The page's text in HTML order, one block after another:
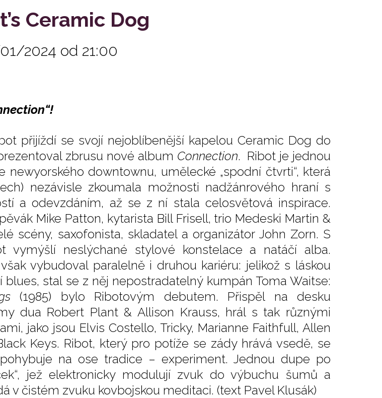
Ceramic Dog
2024 od 21:00
přijíždí se svojí nejoblíbenější kapelou Ceramic Dog do
zbrusu nové album Connection. Ribot je jednou
newyorského downtownu, umělecké „spodní čtvrti“, která
nezávisle zkoumala možnosti nadžánrového hraní s
a odevzdáním, až se z ní stala celosvětová inspirace.
Mike Patton, kytarista Bill Frisell, trio Medeski Martin &
scény, saxofonista, skladatel a organizátor John Zorn. S
vymýšlí neslýchané stylové konstelace a natáčí alba.
vybudoval paralelně i druhou kariéru: jelikož s láskou
blues, stal se z něj nepostradatelný kumpán Toma Waitse:
(1985) bylo Ribotovým debutem. Přispěl na desku
dua Robert Plant & Allison Krauss, hrál s tak různými
jako jsou Elvis Costello, Tricky, Marianne Faithfull, Allen
Keys. Ribot, který pro potíže se zády hrává vsedě, se
na ose tradice – experiment. Jednou dupe po
jež elektronicky modulují zvuk do výbuchu šumů a
v čistém zvuku kovbojskou meditaci. (text Pavel Klusák)